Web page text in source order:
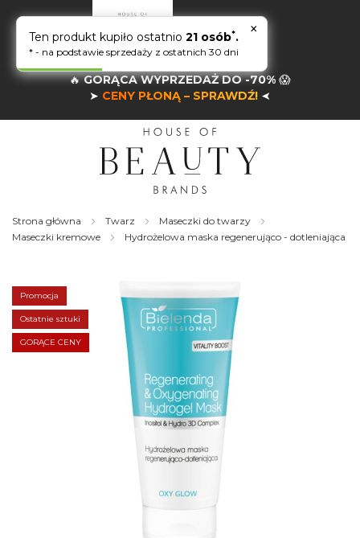
🔥GORĄCA WYPRZEDAŻ DO -70% 😱
➤ CENY PŁONĄ – SPRAWDŹ! ➤
Strona główna Twarz
Maseczki do twarzy
Maseczki kremowe
Hydrożelowa maska regenerująco - dotleniająca
the
end
of
the
images
Promocja
Ostatnie sztuki
GORĄCE CENY
×
Ten produkt kupiło ostatnio 21 osób*.
* - na podstawie sprzedaży z ostatnich 30 dni